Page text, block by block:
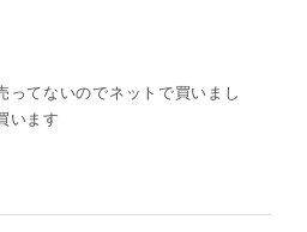
ってないのでネットで買いまし
います